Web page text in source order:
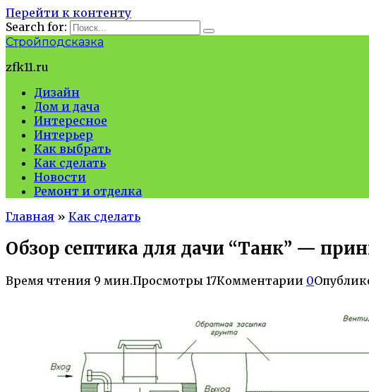
Перейти к контенту
Search for:
Стройподсказка
zfk11.ru
Дизайн
Дом и дача
Интересное
Интерьер
Как выбрать
Как сделать
Новости
Ремонт и отделка
Главная » Как сделать
Обзор септика для дачи “Танк” —
Время чтения 9 мин.Просмотры 17Комментарии 0